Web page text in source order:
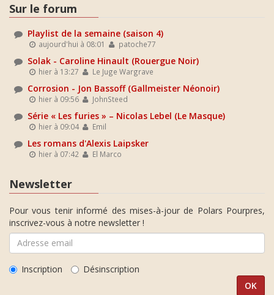
Sur le forum
Playlist de la semaine (saison 4)
aujourd'hui à 08:01 patoche77
Solak - Caroline Hinault (Rouergue Noir)
hier à 13:27 Le Juge Wargrave
Corrosion - Jon Bassoff (Gallmeister Néonoir)
hier à 09:56 JohnSteed
Série « Les furies » – Nicolas Lebel (Le Masque)
hier à 09:04 Emil
Les romans d'Alexis Laipsker
hier à 07:42 El Marco
Newsletter
Pour vous tenir informé des mises-à-jour de Polars Pourpres,
inscrivez-vous à notre newsletter !
Inscription Désinscription